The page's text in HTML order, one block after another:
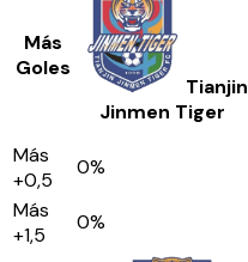
Más
Goles
Tianjin
Jinmen Tiger
Más
+0,5
0%
Más
+1,5
0%